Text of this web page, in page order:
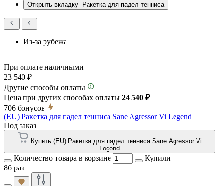
Открыть вкладку
Ракетка для падел тенниса
Из-за рубежа
При оплате наличными
23 540 ₽
Другие способы оплаты
Цена при других способах оплаты 24 540 ₽
706 бонусов
(EU) Ракетка для падел тенниса Sane Agressor Vi Legend
Под заказ
Купить (EU) Ракетка для падел тенниса Sane Agressor Vi
Legend
Количество товара в корзине
Купили
86 раз